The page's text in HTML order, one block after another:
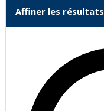
Affiner les résultats